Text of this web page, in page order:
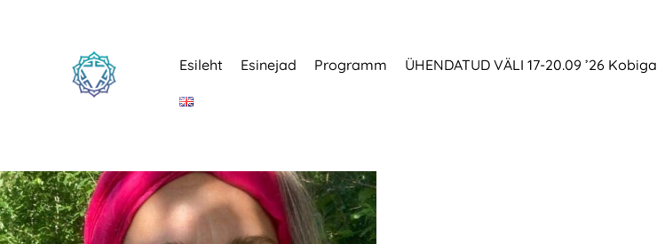
Esileht Esinejad Programm ÜHENDATUD VÄLI 17-20.09 ’26 Kobiga